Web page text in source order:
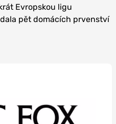
Evropskou ligu
pět domácích prvenství